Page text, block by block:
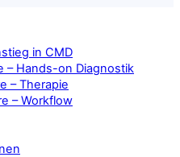
in CMD
– Hands-on Diagnostik
– Therapie
– Workflow